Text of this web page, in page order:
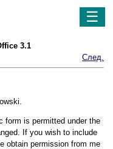
☰
3.1
След.
form is permitted under the
If you wish to include
obtain permission from me